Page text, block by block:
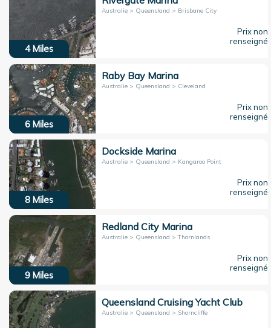
4 Miles
Australie > Queensland > Brisbane City
Prix non
renseigné
6 Miles
Raby Bay Marina
Australie > Queensland > Cleveland
Prix non
renseigné
8 Miles
Dockside Marina
Australie > Queensland > Kangaroo Point
Prix non
renseigné
9 Miles
Redland City Marina
Australie > Queensland > Thornlands
Prix non
renseigné
Queensland Cruising Yacht Club
Australie > Queensland > Shorncliffe